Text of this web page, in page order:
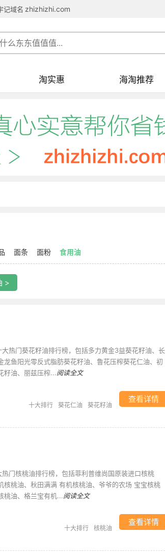
记域名 zhizhizhi.com
淘实惠 海淘推荐
面条 面粉 食用油
>
热门葵花籽油排行榜，包括多力黄金3益葵花籽油、长
鱼阳光零反式脂肪葵花籽油、鲁花压榨葵花仁油、初
籽油、丽兹压榨...阅读全文
十大排行 葵花仁油 葵花籽油
查看详情
门核桃油排行榜，包括菲利普维尚国原装进口核桃
桃油、秋田满满 有机核桃油、爷爷的农场 宝宝核桃
桃油、格兰宝有机...阅读全文
十大排行 核桃油
查看详情